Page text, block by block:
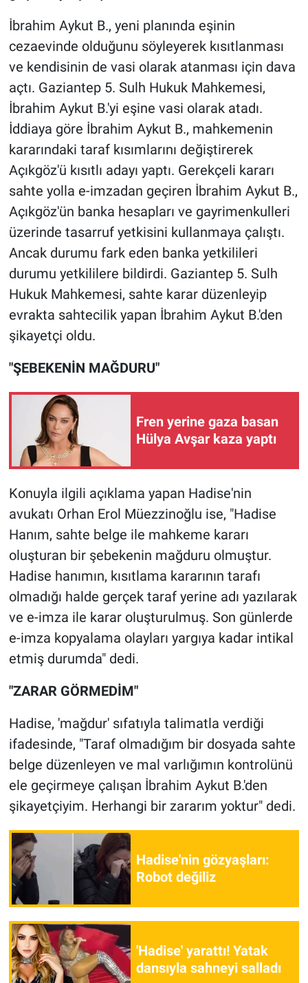
İbrahim Aykut B., yeni planında eşinin
cezaevinde olduğunu söyleyerek kısıtlanması
ve kendisinin de vasi olarak atanması için dava
açtı. Gaziantep 5. Sulh Hukuk Mahkemesi,
İbrahim Aykut B.'yi eşine vasi olarak atadı.
İddiaya göre İbrahim Aykut B., mahkemenin
kararındaki taraf kısımlarını değiştirerek
Açıkgöz'ü kısıtlı adayı yaptı. Gerekçeli kararı
sahte yolla e-imzadan geçiren İbrahim Aykut B.,
Açıkgöz'ün banka hesapları ve gayrimenkulleri
üzerinde tasarruf yetkisini kullanmaya çalıştı.
Ancak durumu fark eden banka yetkilileri
durumu yetkililere bildirdi. Gaziantep 5. Sulh
Hukuk Mahkemesi, sahte karar düzenleyip
evrakta sahtecilik yapan İbrahim Aykut B.'den
şikayetçi oldu.
"ŞEBEKENİN MAĞDURU"
Fren yerine gaza basan
Hülya Avşar kaza yaptı
Konuyla ilgili açıklama yapan Hadise'nin
avukatı Orhan Erol Müezzinoğlu ise, "Hadise
Hanım, sahte belge ile mahkeme kararı
oluşturan bir şebekenin mağduru olmuştur.
Hadise hanımın, kısıtlama kararının tarafı
olmadığı halde gerçek taraf yerine adı yazılarak
ve e-imza ile karar oluşturulmuş. Son günlerde
e-imza kopyalama olayları yargıya kadar intikal
etmiş durumda" dedi.
"ZARAR GÖRMEDİM"
Hadise, 'mağdur' sıfatıyla talimatla verdiği
ifadesinde, "Taraf olmadığım bir dosyada sahte
belge düzenleyen ve mal varlığımın kontrolünü
ele geçirmeye çalışan İbrahim Aykut B.'den
şikayetçiyim. Herhangi bir zararım yoktur" dedi.
Hadise'nin gözyaşları:
Robot değiliz
'Hadise' yarattı! Yatak
dansıyla sahneyi salladı
Ne demişti
Nedir
Popüler
Programlar
Sağlık
Spor
Teknoloji
Türkiye'nin Geleceği
Türkiye'nin Gündemi
Yerel Gündem
Canlı Yayın